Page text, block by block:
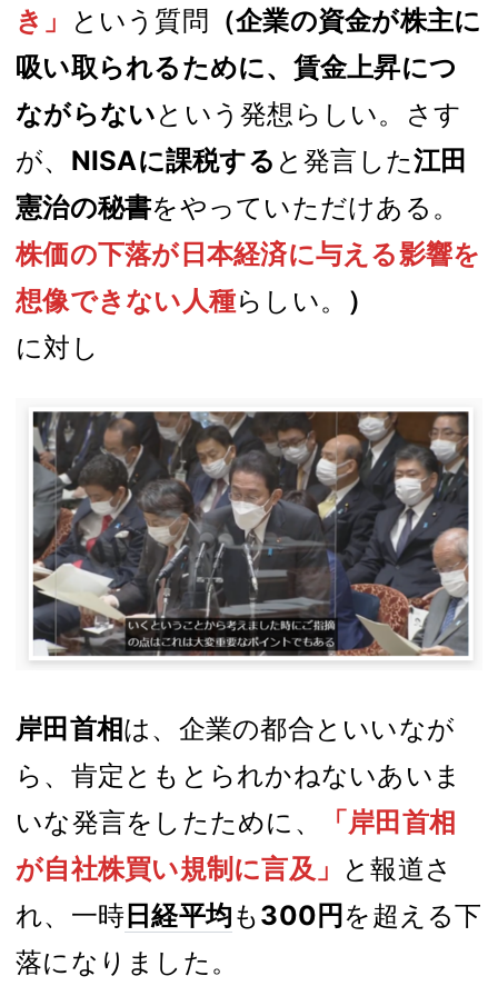
き」 という質問 （企業の資金が株主に
吸い取られるために、賃金上昇につ
ながらないという発想らしい。さす
が、 NISAに課税する と発言した江田
憲治の秘書をやっていただけある。
株価の下落が日本経済に与える影響を
想像できない人種らしい。
）
に対し
岸田首相は、企業の都合といいなが
ら、肯定ともとられかねないあいま
いな発言をしたために、
「岸田首相
が自社株買い規制に言及」 と報道さ
れ、一時 日経平均も300円 を超える下
落になりました。